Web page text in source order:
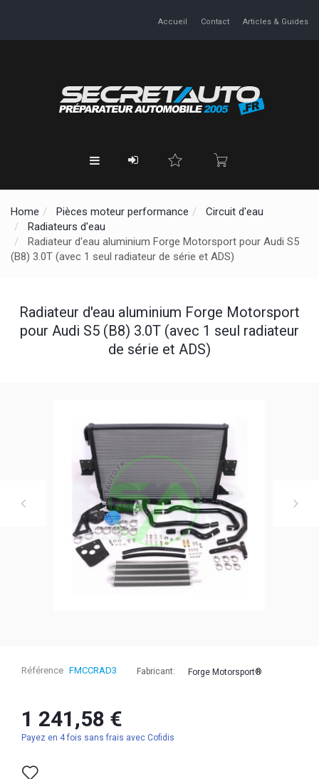
Accueil Contact Articles & Guides
Home Pièces moteur performance
Circuit d'eau
Radiateurs d'eau
Radiateur d'eau aluminium Forge Motorsport pour Audi S5
(B8) 3.0T (avec 1 seul radiateur de série et ADS)
Radiateur d'eau aluminium Forge Motorsport
pour Audi S5 (B8) 3.0T (avec 1 seul radiateur
de série et ADS)
Référence FMCCRAD3 Fabricant: Forge Motorsport®
1 241,58 €
Payez en 4 fois sans frais avec Cofidis